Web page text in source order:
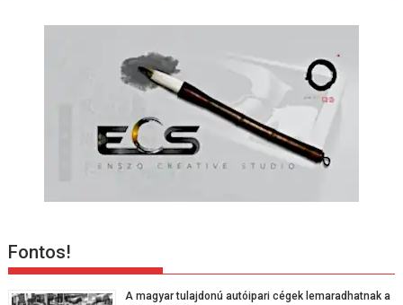
Fontos!
A magyar tulajdonú autóipari cégek lemaradhatnak a